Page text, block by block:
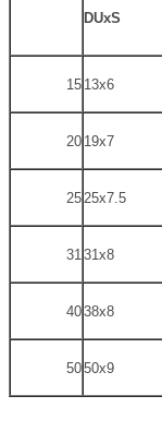
DUхS
15 13х6
20 19х7
2525х7.5
3131х8
4038х8
5050х9